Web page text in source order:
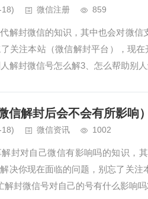
微信注册 859
解封微信的知识，其中也会对微
关注本站（微信解封平台），现
解封微信号怎么解3、怎么帮助别
信解封后会不会有所影响）
微信资讯 1002
封对自己微信有影响吗的知识，
决你现在面临的问题，别忘了关注
解封微信号对自己的号有什么影响